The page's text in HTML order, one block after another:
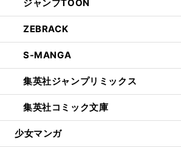
ジャンプTOON
ZEBRACK
S-MANGA
集英社ジャンプリミックス
集英社コミック文庫
少女マンガ